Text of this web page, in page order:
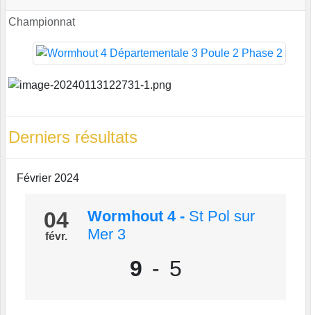
Championnat
Derniers résultats
Février 2024
04
févr.
Wormhout 4- St Pol sur
Mer 3
9 - 5